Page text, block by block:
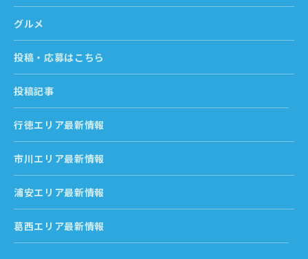
グルメ
投稿・応募はこちら
投稿記事
行徳エリア最新情報
市川エリア最新情報
浦安エリア最新情報
葛西エリア最新情報